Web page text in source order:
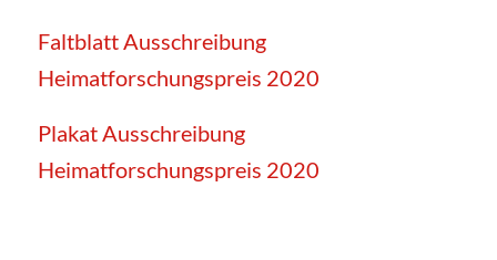
Faltblatt Ausschreibung
Heimatforschungspreis 2020
Plakat Ausschreibung
Heimatforschungspreis 2020